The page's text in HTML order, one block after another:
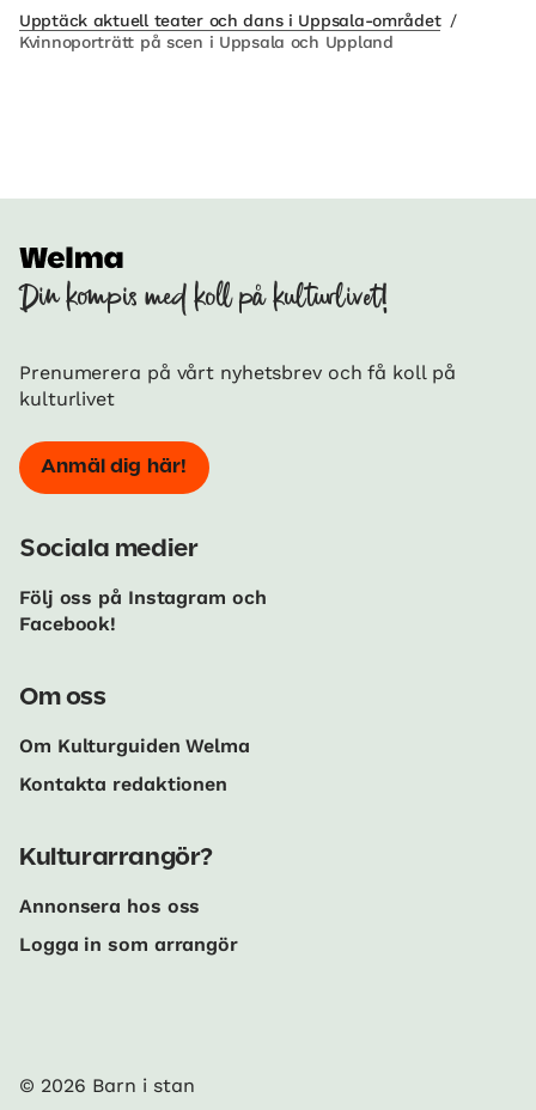
Upptäck aktuell teater och dans i Uppsala-området /
Kvinnoporträtt på scen i Uppsala och Uppland
Din kompis med koll på kulturlivet!
Prenumerera på vårt nyhetsbrev och få koll på
kulturlivet
Anmäl dig här!
Sociala medier
Följ oss på Instagram och
Facebook!
Om oss
Om Kulturguiden Welma
Kontakta redaktionen
Kulturarrangör?
Annonsera hos oss
Logga in som arrangör
© 2026 Barn i stan